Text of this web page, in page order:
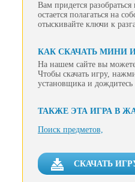
Вам придется
остается полагаться на
отыскивайте ключи к
КАК СКАЧАТЬ МИНИ
На нашем сайте вы
Чтобы скачать игру,
установщика и
ТАКЖЕ ЭТА ИГРА В
Поиск предметов,
СКАЧАТЬ